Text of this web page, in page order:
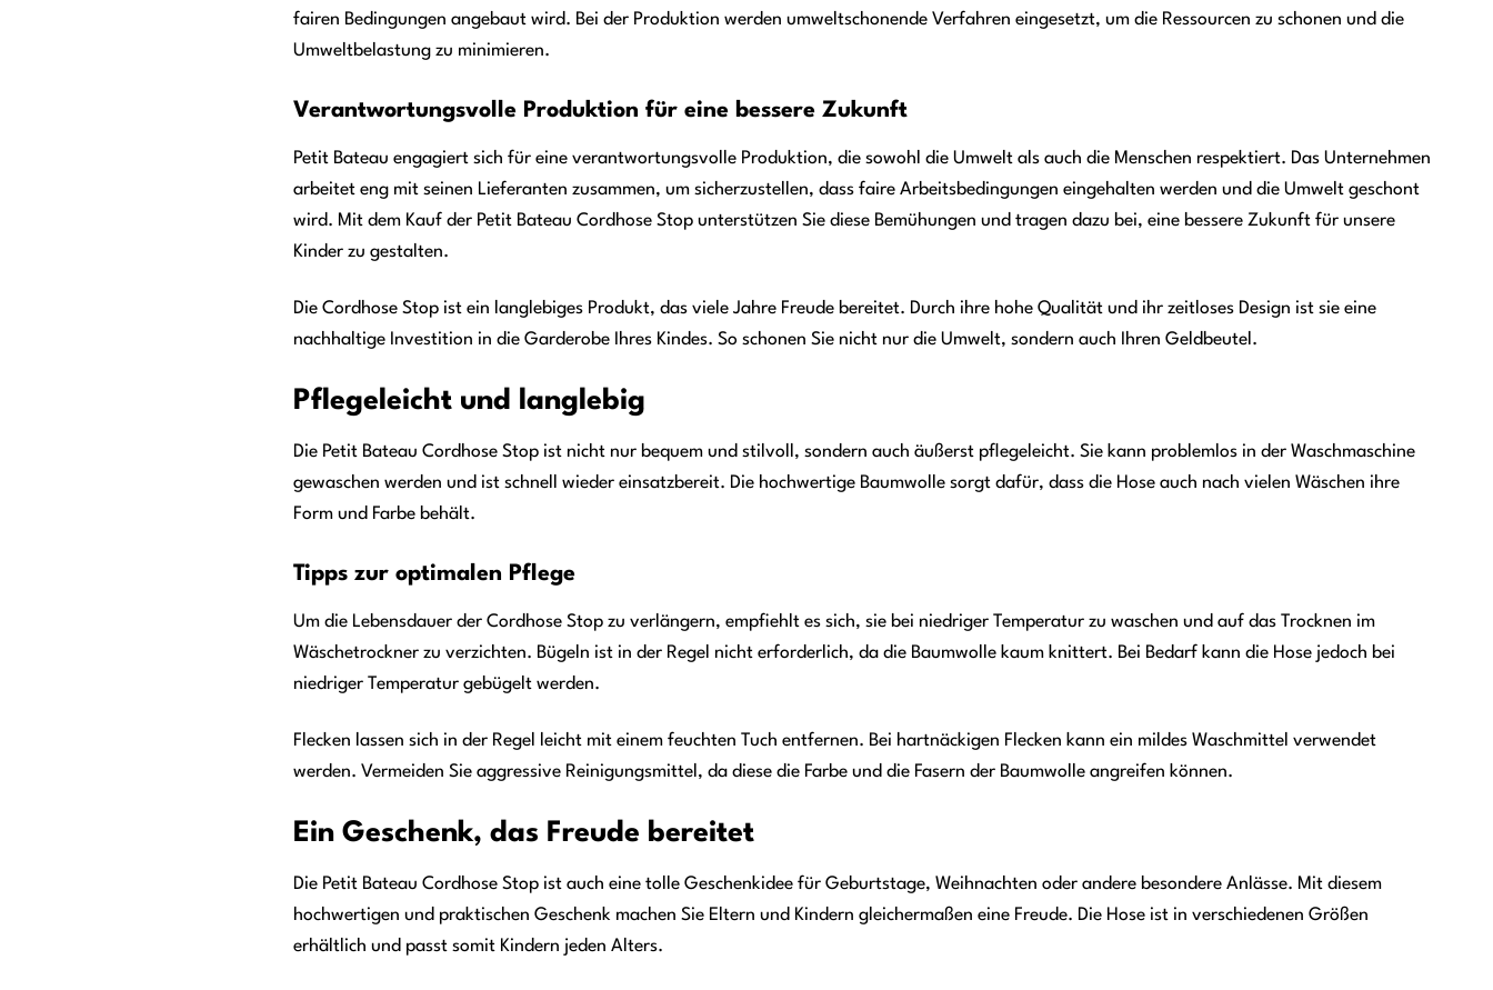
fairen Bedingungen angebaut wird. Bei der Produktion werden umweltschonende Verfahren eingesetzt, um die Ressourcen zu schonen und die
Umweltbelastung zu minimieren.
Verantwortungsvolle Produktion für eine bessere Zukunft
Petit Bateau engagiert sich für eine verantwortungsvolle Produktion, die sowohl die Umwelt als auch die Menschen respektiert. Das Unternehmen
arbeitet eng mit seinen Lieferanten zusammen, um sicherzustellen, dass faire Arbeitsbedingungen eingehalten werden und die Umwelt geschont
wird. Mit dem Kauf der Petit Bateau Cordhose Stop unterstützen Sie diese Bemühungen und tragen dazu bei, eine bessere Zukunft für unsere
Kinder zu gestalten.
Die Cordhose Stop ist ein langlebiges Produkt, das viele Jahre Freude bereitet. Durch ihre hohe Qualität und ihr zeitloses Design ist sie eine
nachhaltige Investition in die Garderobe Ihres Kindes. So schonen Sie nicht nur die Umwelt, sondern auch Ihren Geldbeutel.
Pflegeleicht und langlebig
Die Petit Bateau Cordhose Stop ist nicht nur bequem und stilvoll, sondern auch äußerst pflegeleicht. Sie kann problemlos in der Waschmaschine
gewaschen werden und ist schnell wieder einsatzbereit. Die hochwertige Baumwolle sorgt dafür, dass die Hose auch nach vielen Wäschen ihre
Form und Farbe behält.
Tipps zur optimalen Pflege
Um die Lebensdauer der Cordhose Stop zu verlängern, empfiehlt es sich, sie bei niedriger Temperatur zu waschen und auf das Trocknen im
Wäschetrockner zu verzichten. Bügeln ist in der Regel nicht erforderlich, da die Baumwolle kaum knittert. Bei Bedarf kann die Hose jedoch bei
niedriger Temperatur gebügelt werden.
Flecken lassen sich in der Regel leicht mit einem feuchten Tuch entfernen. Bei hartnäckigen Flecken kann ein mildes Waschmittel verwendet
werden. Vermeiden Sie aggressive Reinigungsmittel, da diese die Farbe und die Fasern der Baumwolle angreifen können.
Ein Geschenk, das Freude bereitet
Die Petit Bateau Cordhose Stop ist auch eine tolle Geschenkidee für Geburtstage, Weihnachten oder andere besondere Anlässe. Mit diesem
hochwertigen und praktischen Geschenk machen Sie Eltern und Kindern gleichermaßen eine Freude. Die Hose ist in verschiedenen Größen
erhältlich und passt somit Kindern jeden Alters.